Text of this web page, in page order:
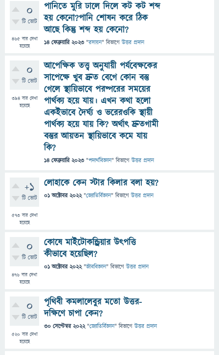
0
টি ভোট
465বার দেখা
হয়েছে
পানিতে মুরি ঢালে দিলে কট কট শব্দ
হয় কেনো?পানি শোষন করে ঠিক
আছে কিন্তু শব্দ হয় কেনো?
14 ফেব্রুয়ারি 2023 "রসায়ন" বিভাগে উত্তর প্রদান
0
টি ভোট
394বার দেখা
হয়েছে
আপেক্ষিক তত্ত্ব অনুযায়ী পর্যবেক্ষকের
সাপেক্ষে খুব দ্রুত বেগে কোন বস্তু
গেলে স্থায়িভাবে পরষ্পরের সময়ের
পার্থক্য হয়ে যায়। এখন কথা হলো
একইভাবে দৈর্ঘ্য ও ভরেরওকি স্থায়ী
পার্থক্য হয়ে যায় কি? অর্থাৎ দ্রুতগামী
বস্তুর আয়তন স্থায়িভাবে কমে যায়
কি?
14 ফেব্রুয়ারি 2023 "পদার্থবিজ্ঞান" বিভাগে উত্তর প্রদান
+1
টি ভোট
573বার দেখা
হয়েছে
লোহাকে কেন স্টার কিলার বলা হয়?
01 অক্টোবর 2022 "জ্যোতির্বিজ্ঞান" বিভাগে উত্তর প্রদান
0
টি ভোট
476 বার দেখা
হয়েছে
কোষে মাইটোকন্ড্রিয়ার উৎপত্তি
কীভাবে হয়েছিল?
01 অক্টোবর 2022 "জীববিজ্ঞান" বিভাগে উত্তর প্রদান
0
টি ভোট
520 বার দেখা
হয়েছে
পৃথিবী কমলালেবুর মতো উত্তর-
দক্ষিণে চাপা কেন?
30 সেপ্টেম্বর 2022 "জ্যোতির্বিজ্ঞান" বিভাগে উত্তর প্রদান